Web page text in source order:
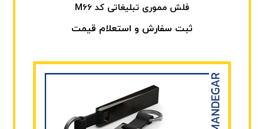
فلش مموری تبلیغاتی کد M66
ثبت سفارش و استعلام قیمت